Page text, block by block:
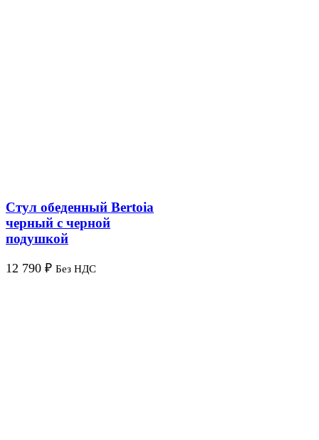
Стул обеденный Bertoia
черный с черной
подушкой
12 790 ₽ Без НДС